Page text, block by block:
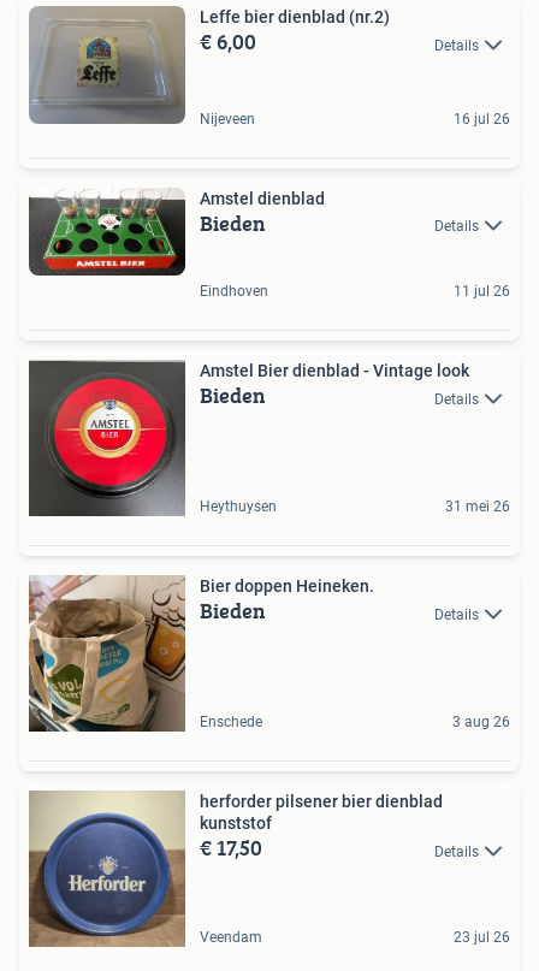
Leffe bier dienblad (nr.2)
€ 6,00 Details
Nijeveen 16 jul 26
Amstel dienblad
Bieden Details
Eindhoven 11 jul 26
Amstel Bier dienblad - Vintage look
Bieden Details
Heythuysen 31 mei 26
Bier doppen Heineken.
Bieden Details
Enschede 3 aug 26
herforder pilsener bier dienblad
kunststof
€ 17,50 Details
Veendam 23 jul 26